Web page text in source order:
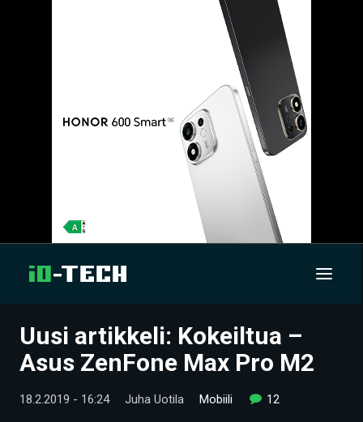
UUTISET
Uusi artikkeli: Kokeiltua –
Asus ZenFone Max Pro M2
18.2.2019 - 16:24 Juha Uotila Mobiili 12